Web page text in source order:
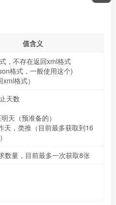
值含义
，不存在返回xml格式
格式，一般使用这个)
xml格式）
天数
天（预准备的）
天，类推（目前最多获取到16
数量，目前最多一次获取8张